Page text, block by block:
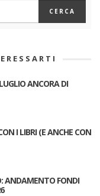
ANCORA DI
I LIBRI (E ANCHE CON
ANDAMENTO FONDI